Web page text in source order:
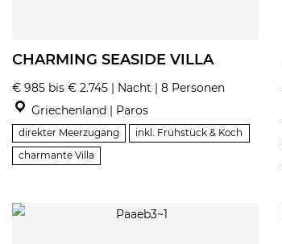
CHARMING SEASIDE VILLA
€ 985 bis € 2.745 | Nacht | 8 Personen
Griechenland | Paros
direkter Meerzugang
inkl. Frühstück & Koch
charmante Villa